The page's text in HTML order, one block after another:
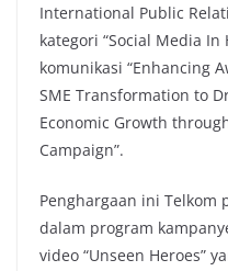
International Public
kategori “Social Media
komunikasi “Enhancing
SME Transformation to
Economic Growth
Campaign”.
Penghargaan ini Telkom
dalam program
video “Unseen Heroes”